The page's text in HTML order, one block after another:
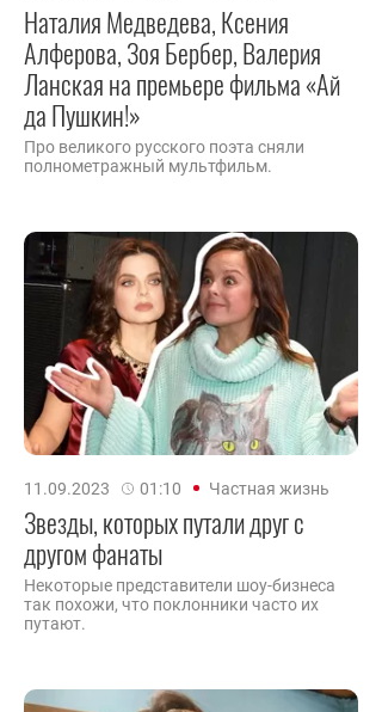
Наталия Медведева, Ксения
Алферова, Зоя Бербер, Валерия
Ланская на премьере фильма «Ай
да Пушкин!»
Про великого русского поэта сняли
полнометражный мультфильм.
11.09.2023 01:10 Частная жизнь
Звезды, которых путали друг с
другом фанаты
Некоторые представители шоу-бизнеса
так похожи, что поклонники часто их
путают.